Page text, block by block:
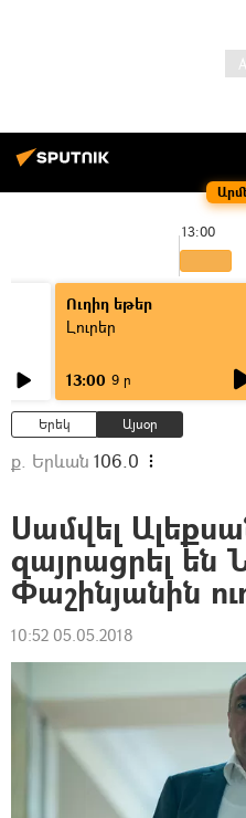
13:00
Ուղիղ եթեր
Լուրեր
13:00 9 ր
Երեկ Այսօր
ք. Երևան 106.0
Սամվել
զայրացրել են
Փաշինյանին
10:52 05.05.2018